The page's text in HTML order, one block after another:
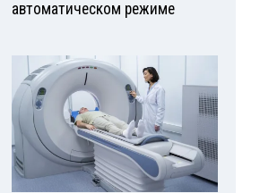
автоматическом режиме